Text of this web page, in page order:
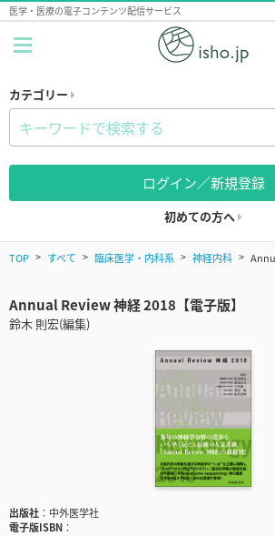
医学・医療の電子コンテンツ配信サービス
カテゴリー
ログイン／新規登録
初めての方へ
TOP すべて 臨床医学・内科系 神経内科
Annual Review 神経 2018【電子版】
鈴木 則宏(編集)
出版社
中外医学社
電子版ISBN